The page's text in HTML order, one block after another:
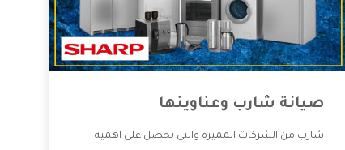
صيانة شارب وعناوينها
شارب من الشركات المميزة والتى تحصل على اهمية